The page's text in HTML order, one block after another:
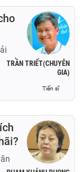
TRẦN TRIẾT(CHUYÊN
GIA)
Tiến sĩ